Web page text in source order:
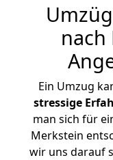
nach
Ein Umzug
stressige
man sich für
Merkstein
wir uns darauf